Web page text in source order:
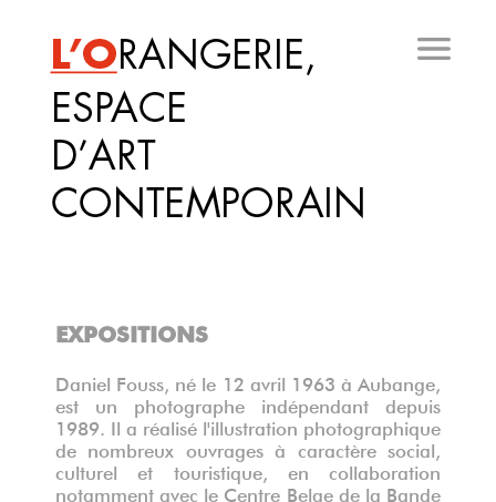
principal
EXPOSITIONS
Daniel Fouss, né le 12 avril 1963 à Aubange,
est un photographe indépendant depuis
1989. Il a réalisé l'illustration photographique
de nombreux ouvrages à caractère social,
culturel et touristique, en collaboration
notamment avec le Centre Belge de la Bande